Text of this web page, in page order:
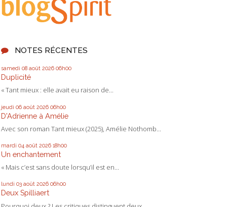
NOTES RÉCENTES
samedi 08 août 2026 06h00
Duplicité
« Tant mieux : elle avait eu raison de...
jeudi 06 août 2026 06h00
D'Adrienne à Amélie
Avec son roman Tant mieux (2025), Amélie Nothomb...
mardi 04 août 2026 18h00
Un enchantement
« Mais c’est sans doute lorsqu’il est en...
lundi 03 août 2026 06h00
Deux Spilliaert